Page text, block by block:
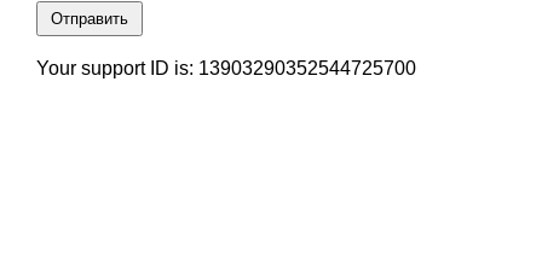
Отправить
Your support ID is: 13903290352544725700